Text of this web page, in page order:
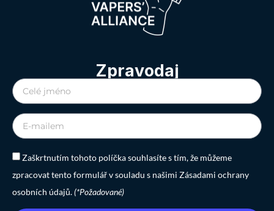
Zpravodaj
Zaškrtnutím tohoto políčka souhlasíte s tím, že můžeme
zpracovat tento formulář v souladu s našimi Zásadami ochrany
osobních údajů.(*Požadované)